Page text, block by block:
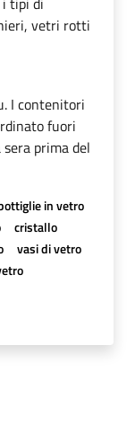
vetri rotti
I contenitori
fuori
prima del
in vetro
cristallo
vasi di vetro